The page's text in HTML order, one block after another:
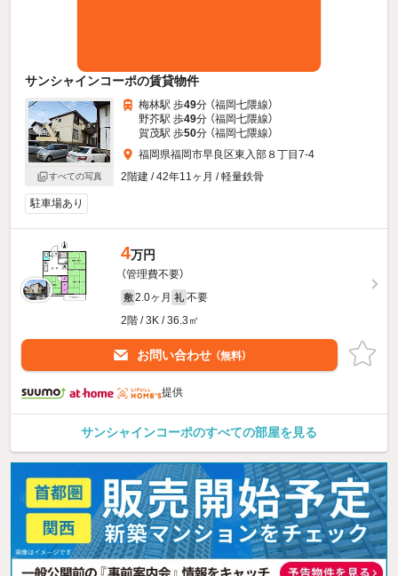
サンシャインコーポの賃貸物件
すべての写真
梅林駅 歩49分 （福岡七隈線）
野芥駅 歩49分 （福岡七隈線）
賀茂駅 歩50分 （福岡七隈線）
福岡県福岡市早良区東入部８丁目7-4
2階建 / 42年11ヶ月 / 軽量鉄骨
駐車場あり
4万円
（管理費不要）
敷 2.0ヶ月 礼 不要
2階 / 3K / 36.3㎡
お問い合わせ （無料）
提供
サンシャインコーポのすべての部屋を見る